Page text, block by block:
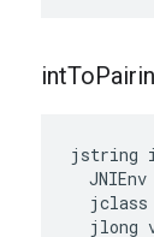
intTo
jstring
JNIEnv
jclass
jlong